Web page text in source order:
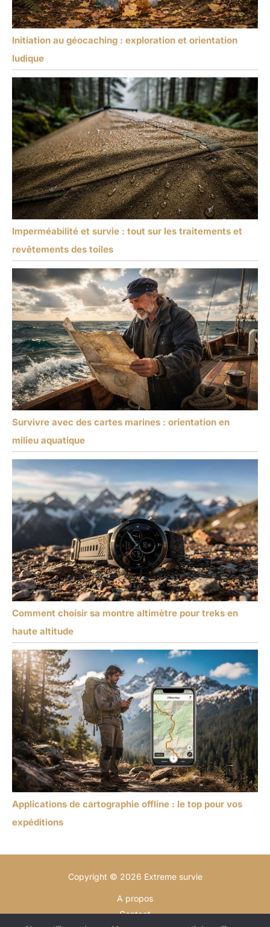
Initiation au géocaching : exploration et orientation
ludique
Imperméabilité et survie : tout sur les traitements et
revêtements des toiles
Survivre avec des cartes marines : orientation en
milieu aquatique
Comment choisir sa montre altimètre pour treks en
haute altitude
Applications de cartographie offline : le top pour vos
expéditions
Copyright © 2026 Extreme survie
A propos
Contact